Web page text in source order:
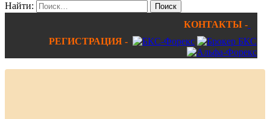
Найти:
КОНТАКТЫ -
РЕГИСТРАЦИЯ -